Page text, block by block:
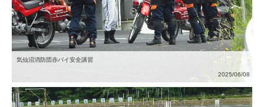
気仙沼消防団赤バイ安全講習
2025/06/08